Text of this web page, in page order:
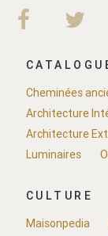
Cheminées
Architecture
Architecture
Luminaires
CULTURE
Maisonpedia